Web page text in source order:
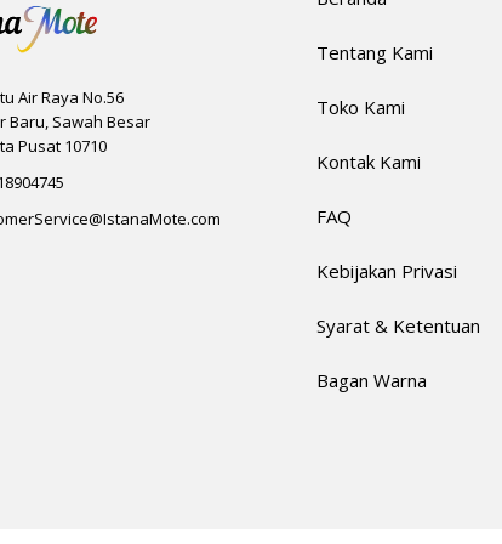
Air Raya No.56
Baru, Sawah Besar
Pusat 10710
Tentang Kami
Toko Kami
Kontak Kami
FAQ
Kebijakan Privasi
Syarat & Ketentuan
Bagan Warna